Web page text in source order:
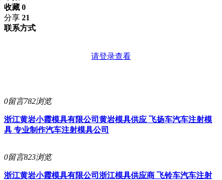
收藏 0
分享 21
联系方式
请登录查看
0留言782浏览
浙江黄岩小霞模具有限公司 黄岩模具供应 飞扬车汽车注射模
具 专业制作汽车注射模具公司
0留言823浏览
浙江黄岩小霞模具有限公司 浙江模具供应商 飞铃车汽车注射